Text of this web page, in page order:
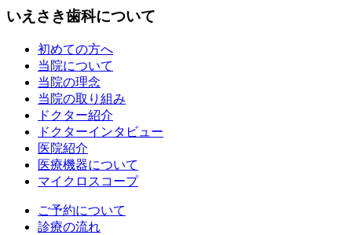
いえさき歯科について
初めての方へ
当院について
当院の理念
当院の取り組み
ドクター紹介
ドクターインタビュー
医院紹介
医療機器について
マイクロスコープ
ご予約について
診療の流れ